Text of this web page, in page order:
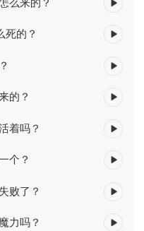
么来的？
死的？
的？
着吗？
个？
败了？
力吗？